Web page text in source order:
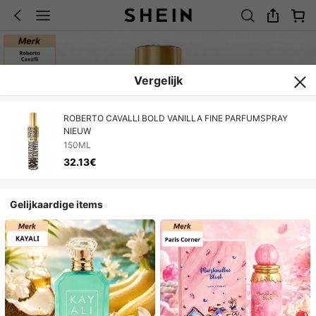
Vergelijk
ROBERTO CAVALLI BOLD VANILLA FINE PARFUMSPRAY
NIEUW
150ML
32.13€
Gelijkaardige items